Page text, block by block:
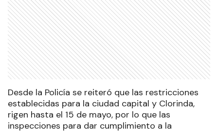
Desde la Policía se reiteró que las restricciones
establecidas para la ciudad capital y Clorinda,
rigen hasta el 15 de mayo, por lo que las
inspecciones para dar cumplimiento a la